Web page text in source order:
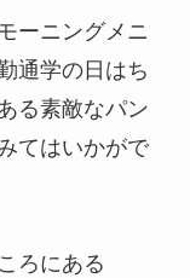
ーニングメニ
通学の日はち
る素敵なパン
てはいかがで
ろにある